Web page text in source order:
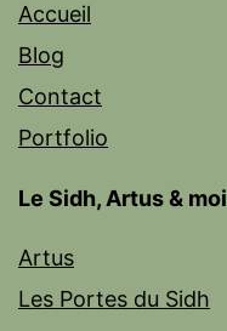
Accueil
Blog
Contact
Portfolio
Le Sidh, Artus & moi
Artus
Les Portes du Sidh